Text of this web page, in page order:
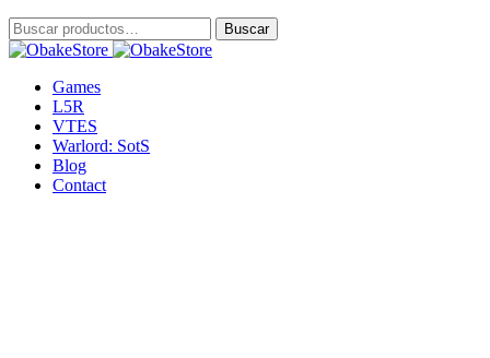
Buscar
por:
Buscar
Games
L5R
VTES
Warlord: SotS
Blog
Contact